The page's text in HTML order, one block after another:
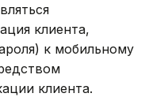
клиента,
к мобильному
клиента.